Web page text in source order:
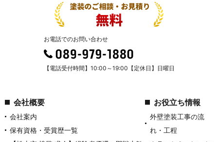
お電話でのお問い合わせ
【電話受付時間】10:00～19:00【定休日】日曜日
会社概要
会社案内
保有資格・受賞歴一覧
お役立ち情報
外壁塗装工事の流
れ・工程